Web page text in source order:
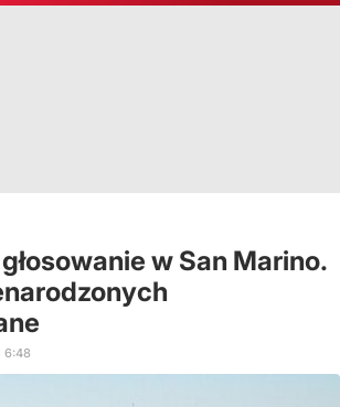
w San Marino.
6:48